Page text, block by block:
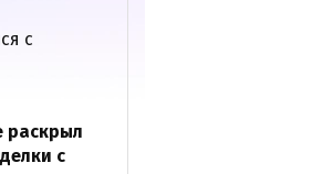
с
раскрыл
с